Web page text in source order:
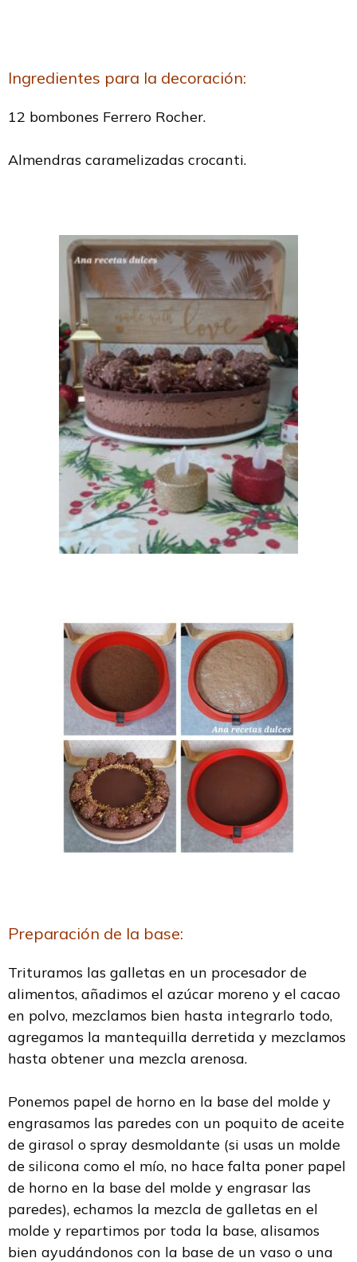
Ingredientes para la decoración:
12 bombones Ferrero Rocher.
Almendras caramelizadas crocanti.
Preparación de la base:
Trituramos las galletas en un procesador de
alimentos, añadimos el azúcar moreno y el cacao
en polvo, mezclamos bien hasta integrarlo todo,
agregamos la mantequilla derretida y mezclamos
hasta obtener una mezcla arenosa.
Ponemos papel de horno en la base del molde y
engrasamos las paredes con un poquito de aceite
de girasol o spray desmoldante (si usas un molde
de silicona como el mío, no hace falta poner papel
de horno en la base del molde y engrasar las
paredes), echamos la mezcla de galletas en el
molde y repartimos por toda la base, alisamos
bien ayudándonos con la base de un vaso o una